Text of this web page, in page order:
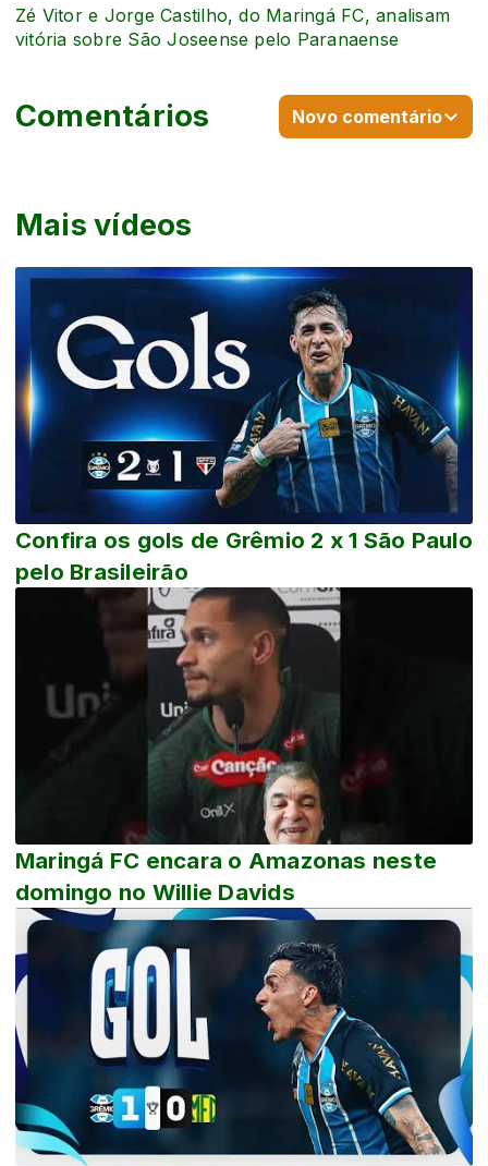
Mais vídeos
Confira os gols de Grêmio 2 x 1 São Paulo
pelo Brasileirão
Maringá FC encara o Amazonas neste
domingo no Willie Davids
Zé Vitor e Jorge Castilho, do Maringá FC, analisam
vitória sobre São Joseense pelo Paranaense
Comentários Novo comentário